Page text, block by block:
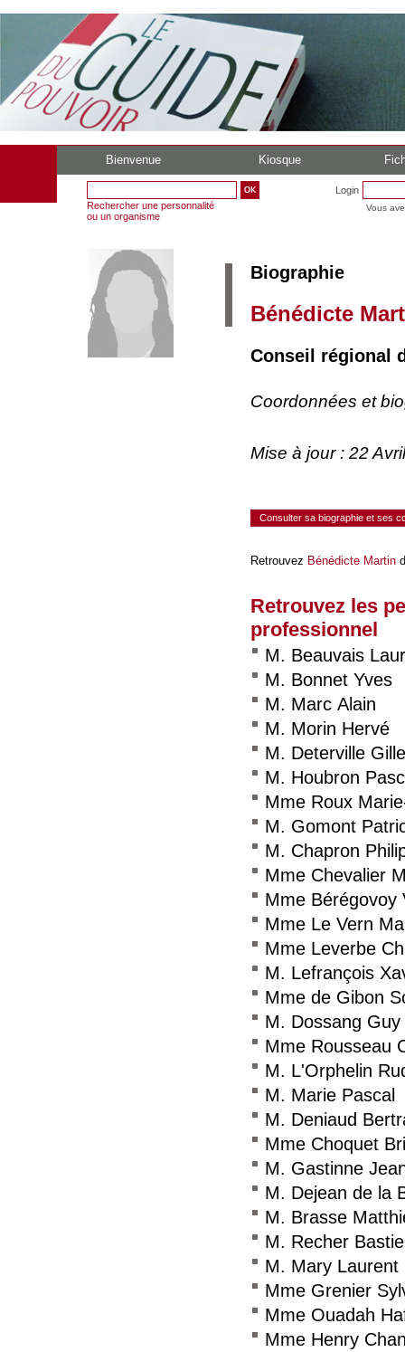
Bienvenue Kiosque
Rechercher une personnalité
ou un organisme
Login
Vous
Biographie
Bénédicte
Conseil régional
Coordonnées et
Mise à jour : 22
Consulter sa biographie et ses
Retrouvez Bénédicte Martin
Retrouvez les
professionnel
M. Beauvais
M. Bonnet Yves
M. Marc Alain
M. Morin Hervé
M. Deterville
M. Houbron
Mme Roux
M. Gomont
M. Chapron
Mme Chevalier
Mme Bérégovoy
Mme Le Vern
Mme Leverbe
M. Lefrançois
Mme de Gibon
M. Dossang Guy
Mme Rousseau
M. L'Orphelin
M. Marie Pascal
M. Deniaud
Mme Choquet
M. Gastinne
M. Dejean de la
M. Brasse
M. Recher
M. Mary Laurent
Mme Grenier
Mme Ouadah
Mme Henry